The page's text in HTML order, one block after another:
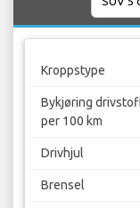
Kroppstype
Bykjøring
per 100 km
Drivhjul
Brensel